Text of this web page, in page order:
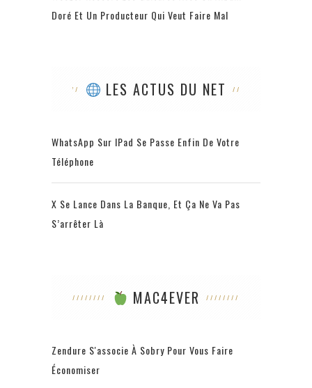
Doré Et Un Producteur Qui Veut Faire Mal
LES ACTUS DU NET
WhatsApp Sur IPad Se Passe Enfin De Votre
Téléphone
X Se Lance Dans La Banque, Et Ça Ne Va Pas
S’arrêter Là
MAC4EVER
Zendure S'associe À Sobry Pour Vous Faire
Économiser